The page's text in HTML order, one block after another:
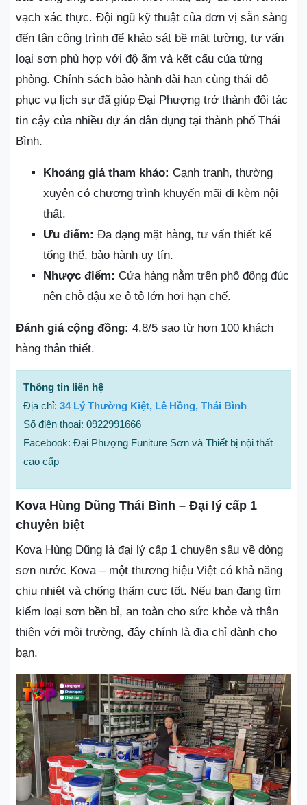
vạch xác thực. Đội ngũ kỹ thuật của đơn vị sẵn sàng
đến tận công trình để khảo sát bề mặt tường, tư vấn
loại sơn phù hợp với độ ẩm và kết cấu của từng
phòng. Chính sách bảo hành dài hạn cùng thái độ
phục vụ lịch sự đã giúp Đại Phượng trở thành đối tác
tin cậy của nhiều dự án dân dụng tại thành phố Thái
Bình.
Khoảng giá tham khảo: Cạnh tranh, thường
xuyên có chương trình khuyến mãi đi kèm nội
thất.
Ưu điểm: Đa dạng mặt hàng, tư vấn thiết kế
tổng thể, bảo hành uy tín.
Nhược điểm: Cửa hàng nằm trên phố đông đúc
nên chỗ đậu xe ô tô lớn hơi hạn chế.
Đánh giá cộng đồng: 4.8/5 sao từ hơn 100 khách
hàng thân thiết.
Thông tin liên hệ
Địa chỉ: 34 Lý Thường Kiệt, Lê Hồng, Thái Bình
Số điện thoại: 0922991666
Facebook: Đại Phượng Funiture Sơn và Thiết bị nội thất
cao cấp
Kova Hùng Dũng Thái Bình – Đại lý cấp 1
chuyên biệt
Kova Hùng Dũng là đại lý cấp 1 chuyên sâu về dòng
sơn nước Kova – một thương hiệu Việt có khả năng
chịu nhiệt và chống thấm cực tốt. Nếu bạn đang tìm
kiếm loại sơn bền bỉ, an toàn cho sức khỏe và thân
thiện với môi trường, đây chính là địa chỉ dành cho
bạn.